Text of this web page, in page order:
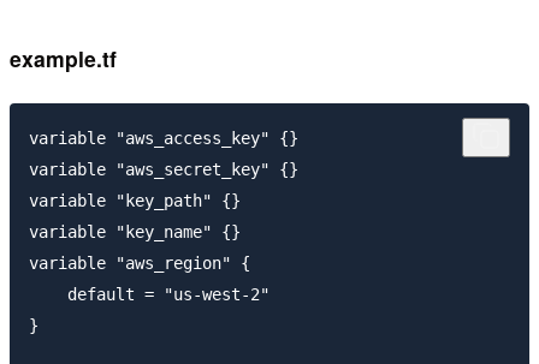
example.tf
variable "aws_access_key" {}
variable "aws_secret_key" {}
variable "key_path" {}
variable "key_name" {}
variable "aws_region" {
    default = "us-west-2"
}